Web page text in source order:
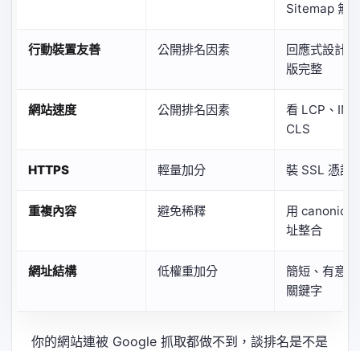
Sitemap 無
行動裝置友善 公開排名因素
回應式設計
版完整
網站速度 公開排名因素
看 LCP、
CLS
HTTPS 輕量加分 裝 SSL 憑證
重複內容 避免稀釋
用 canonical
址整合
網址結構 低權重加分
簡短、有意
關鍵字
你的網站連被 Google 抓取都做不到，談排名是不是